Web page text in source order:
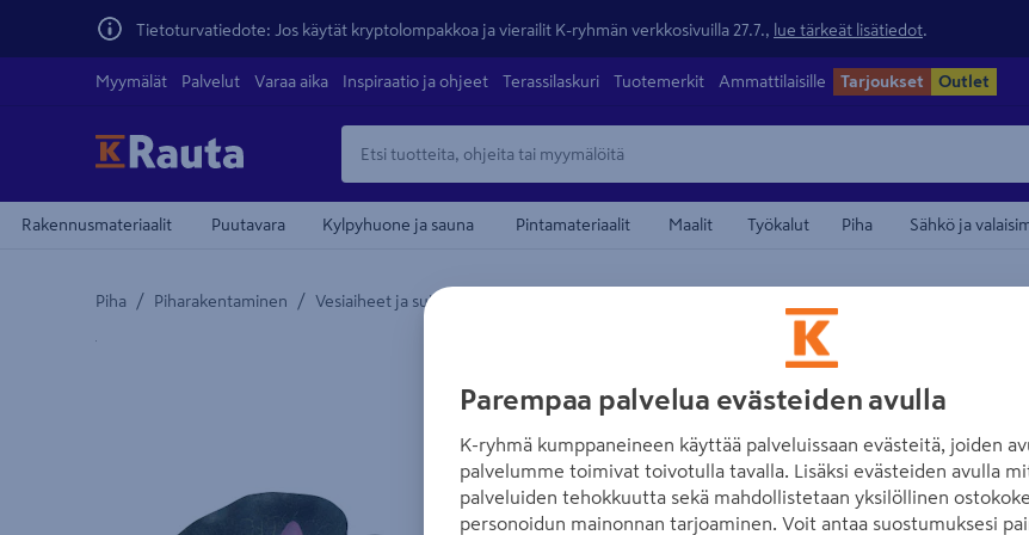
Tietoturvatiedote: Jos käytät kryptolompakkoa ja vierailit K-ryhmän verkkosivuilla 27.7., lue tärkeät lisätiedot
Myymälät Palvelut Varaa aika Inspiraatio ja ohjeet Terassilaskuri Tuotemerkit Ammattilaisille Tarjoukset Outlet
Rakennusmateriaalit Puutavara Kylpyhuone ja sauna Pintamateriaalit Maalit Työkalut Piha Sähkö ja
Piha / Piharakentaminen / Vesiaiheet ja suihkulähteet
Yksityiskohtainen kuvaus löytyy Tuotteen kuvaus -maamerkistä
Vesikasvi
Tuotenumero:
Parempaa palvelua evästeiden avulla
K-ryhmä kumppaneineen käyttää palveluissaan evästeitä, joiden
palvelumme toimivat toivotulla tavalla. Lisäksi evästeiden avulla
palveluiden tehokkuutta sekä mahdollistetaan yksilöllinen
personoidun mainonnan tarjoaminen. Voit antaa suostumuksesi